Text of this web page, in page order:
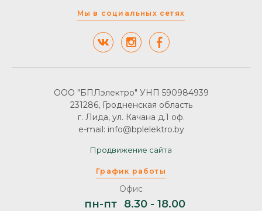
Мы в социальных сетях
График работы
Офис
пн-пт 8.30 - 18.00
ООО "БПЛэлектро" УНП 590984939
231286, Гродненская область
г. Лида, ул. Качана д.1 оф.
e-mail: info@bplelektro.by
Продвижение сайта